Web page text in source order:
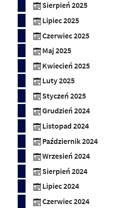
Sierpień 2025
Lipiec 2025
Czerwiec 2025
Maj 2025
Kwiecień 2025
Luty 2025
Styczeń 2025
Grudzień 2024
Listopad 2024
Październik 2024
Wrzesień 2024
Sierpień 2024
Lipiec 2024
Czerwiec 2024